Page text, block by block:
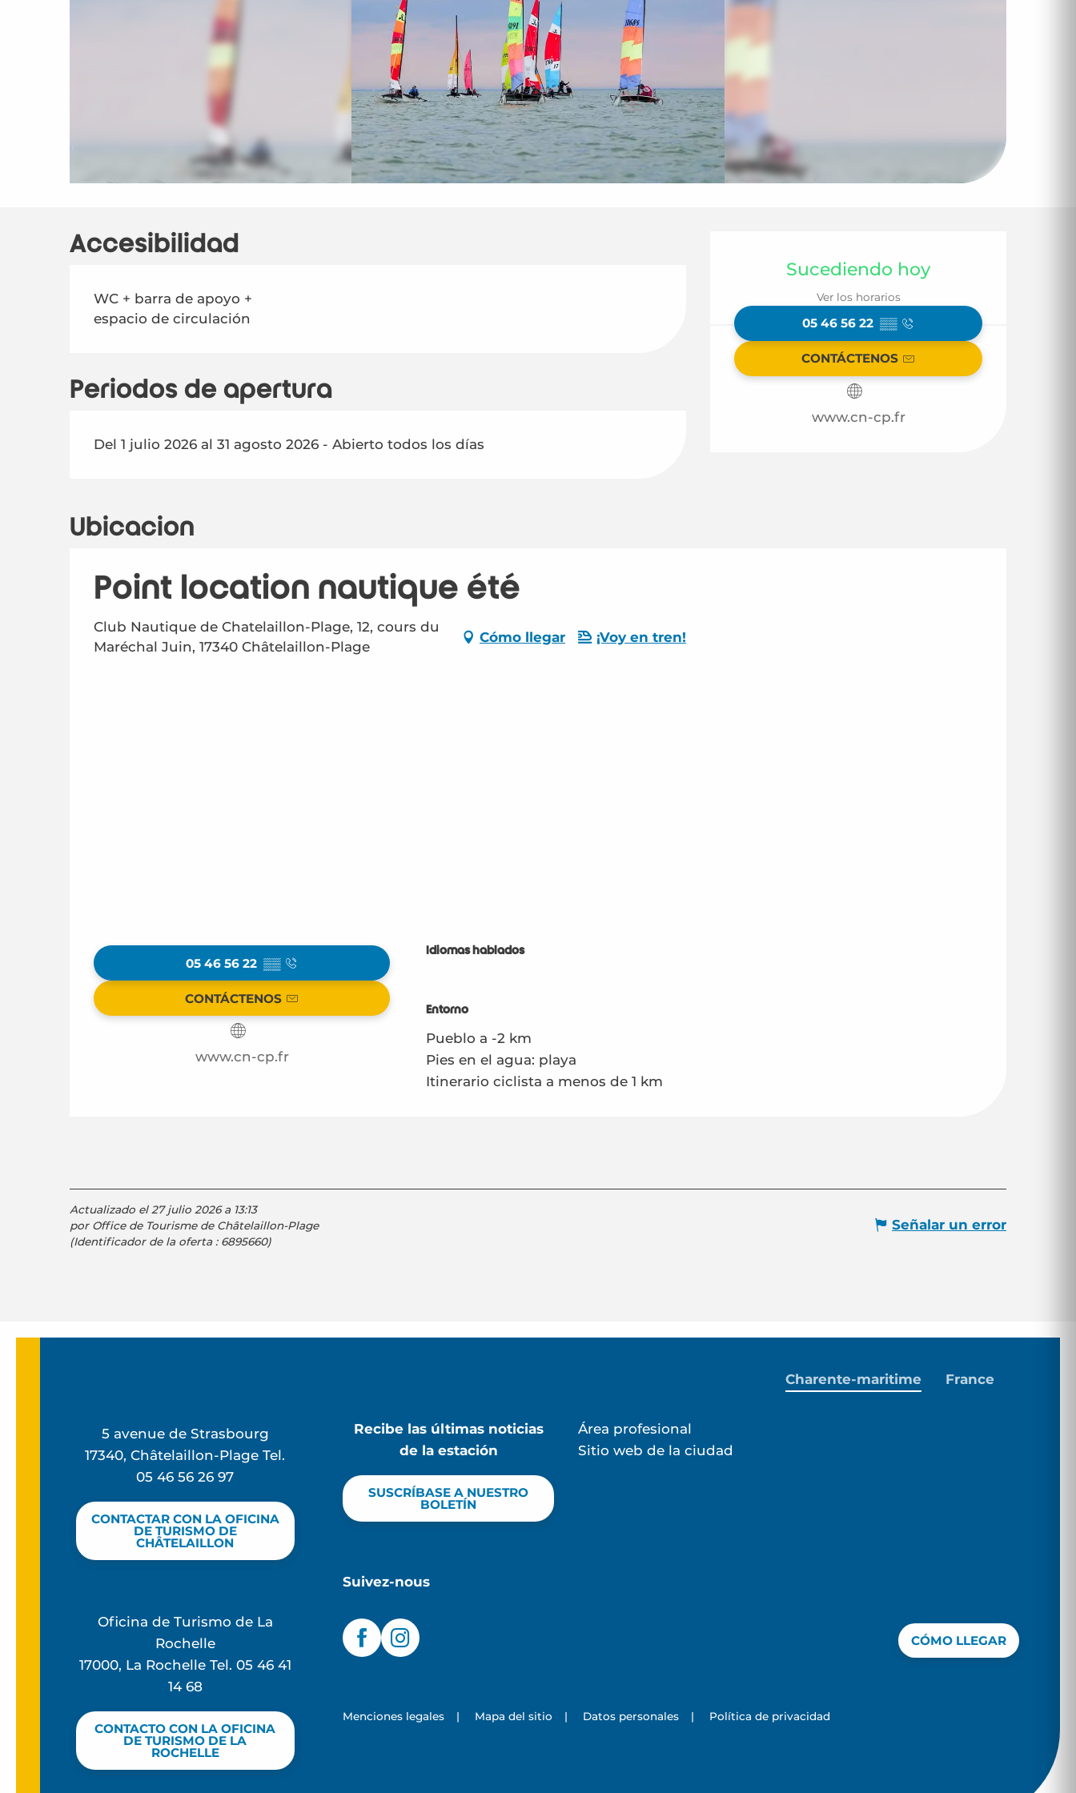
Horarios y datos
Sucediendo hoy
Ver los horarios
05 46 56 22 ▒▒
CONTÁCTENOS
www.cn-cp.fr
Accesibilidad
WC + barra de apoyo +
espacio de circulación
Periodos de apertura
Del 1 julio 2026 al 31 agosto 2026 - Abierto todos los días
Ubicación
Point location nautique été
Club Nautique de Chatelaillon-Plage, 12, cours du
Maréchal Juin, 17340 Châtelaillon-Plage
Cómo llegar ¡Voy en tren!
05 46 56 22 ▒▒
CONTÁCTENOS
www.cn-cp.fr
Idiomas hablados
Idiomas hablados
Entorno
Entorno
Pueblo a -2 km
Pies en el agua: playa
Itinerario ciclista a menos de 1 km
Actualizado el 27 julio 2026 a 13:13
por Office de Tourisme de Châtelaillon-Plage
(Identificador de la oferta : 6895660)
Señalar un error
5 avenue de Strasbourg
17340, Châtelaillon-Plage Tel.
05 46 56 26 97
CONTACTAR CON LA OFICINA
DE TURISMO DE
CHÂTELAILLON
Oficina de Turismo de La
Rochelle
17000, La Rochelle Tel. 05 46 41
14 68
CONTACTO CON LA OFICINA
DE TURISMO DE LA
ROCHELLE
Recibe las últimas noticias
de la estación
SUSCRÍBASE A NUESTRO
BOLETÍN
Suivez-nous
Área profesional
Sitio web de la ciudad
CÓMO LLEGAR
Charente-maritime France
Menciones legales | Mapa del sitio | Datos personales | Política de privacidad